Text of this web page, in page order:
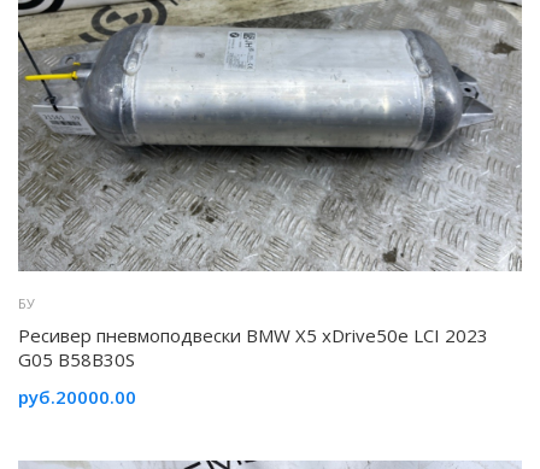
БУ
Ресивер пневмоподвески BMW X5 xDrive50e LCI 2023
G05 B58B30S
руб.20000.00